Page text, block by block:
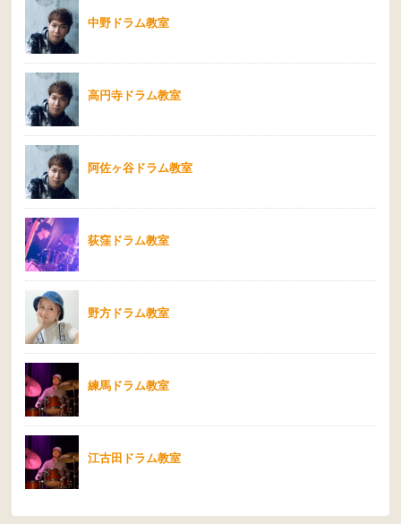
中野ドラム教室
高円寺ドラム教室
阿佐ヶ谷ドラム教室
荻窪ドラム教室
野方ドラム教室
練馬ドラム教室
江古田ドラム教室